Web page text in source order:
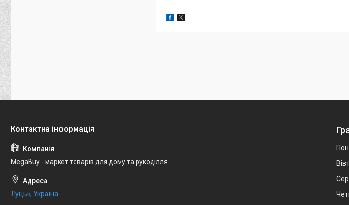
MegaBuy - маркет товарів для дому та рукоділля
Луцьк, Україна